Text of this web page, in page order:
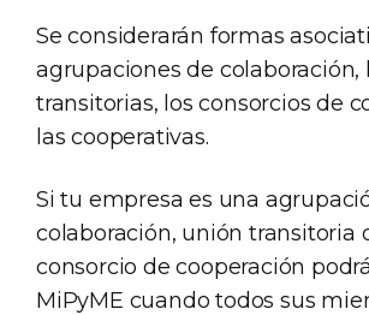
Se considerarán formas
agrupaciones de colaboración,
transitorias, los consorcios de
las cooperativas.
Si tu empresa es una
colaboración, unión transitoria
consorcio de cooperación
MiPyME cuando todos sus